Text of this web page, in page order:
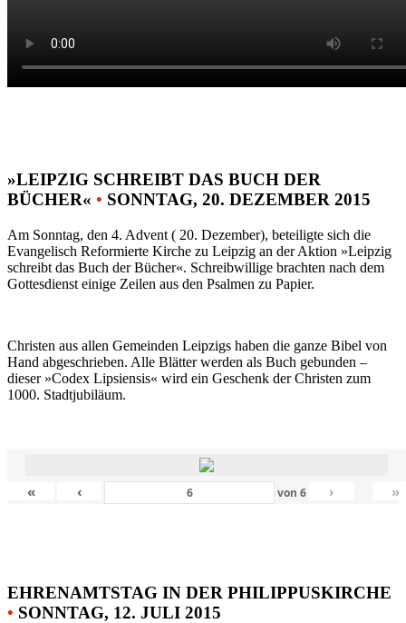
»LEIPZIG SCHREIBT DAS BUCH DER
BÜCHER« • SONNTAG, 20. DEZEMBER 2015
Am Sonntag, den 4. Advent ( 20. Dezember), beteiligte sich die
Evangelisch Reformierte Kirche zu Leipzig an der Aktion »Leipzig
schreibt das Buch der Bücher«. Schreibwillige brachten nach dem
Gottesdienst einige Zeilen aus den Psalmen zu Papier.
Christen aus allen Gemeinden Leipzigs haben die ganze Bibel von
Hand abgeschrieben. Alle Blätter werden als Buch gebunden –
dieser »Codex Lipsiensis« wird ein Geschenk der Christen zum
1000. Stadtjubiläum.
« ‹ von6 › »
EHRENAMTSTAG IN DER PHILIPPUSKIRCHE
• SONNTAG, 12. JULI 2015